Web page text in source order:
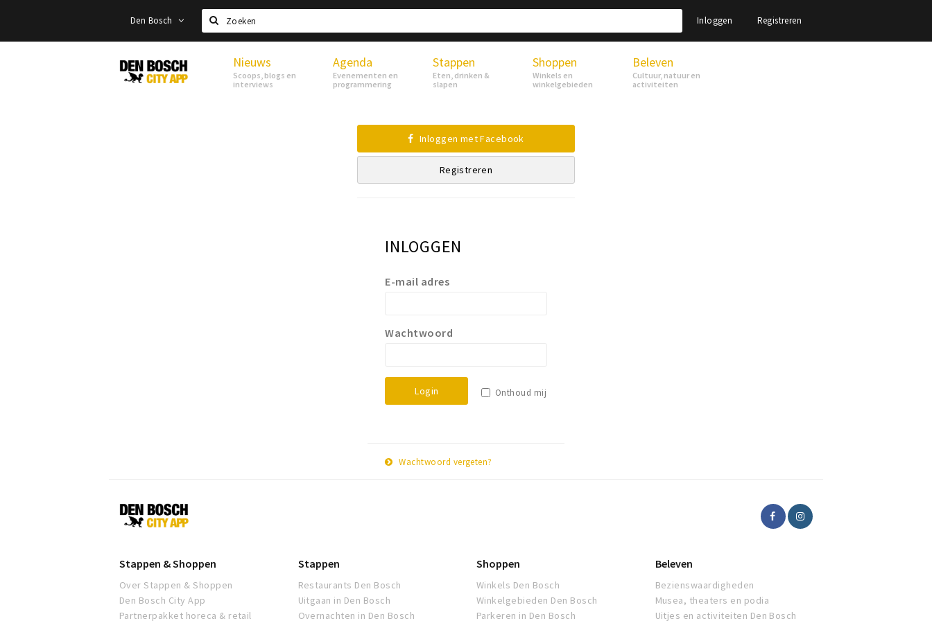
Den Bosch
Zoeken
Inloggen Registreren
Den
Bosch
Nieuws
Scoops, blogs en
interviews
Agenda
Evenementen en
programmering
Stappen
Eten, drinken &
slapen
Shoppen
Winkels en
winkelgebieden
Beleven
Cultuur, natuur en
activiteiten
Inloggen met Facebook
Registreren
INLOGGEN
E-mail adres
Wachtwoord
Login Onthoud mij
Wachtwoord vergeten?
Den
Bosch
Stappen & Shoppen
Over Stappen & Shoppen
Den Bosch City App
Partnerpakket horeca & retail
Stappen
Restaurants Den Bosch
Uitgaan in Den Bosch
Overnachten in Den Bosch
Shoppen
Winkels Den Bosch
Winkelgebieden Den Bosch
Parkeren in Den Bosch
Beleven
Bezienswaardigheden
Musea, theaters en podia
Uitjes en activiteiten Den Bosch